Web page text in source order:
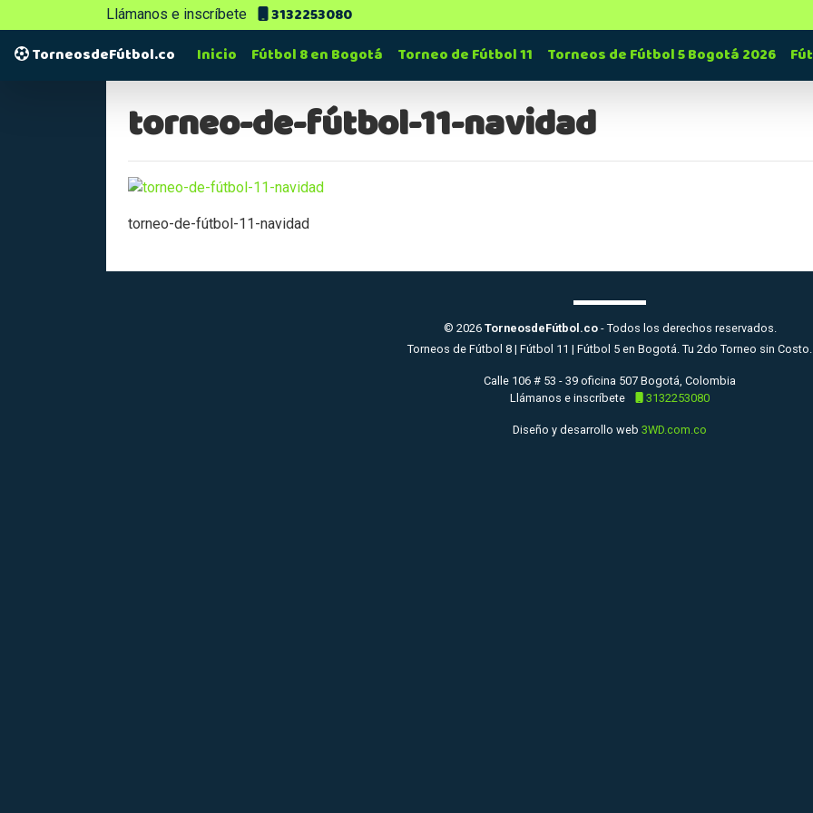
Llámanos e inscríbete
3132253080
TorneosdeFútbol.co
Inicio Fútbol 8 en Bogotá Torneo de Fútbol 11 Torneos de Fútbol 5 Bogotá 2026
torneo-de-fútbol-11-navidad
torneo-de-fútbol-11-navidad
© 2026 TorneosdeFútbol.co- Todos los derechos reservados.
Torneos de Fútbol 8 | Fútbol 11 | Fútbol 5 en Bogotá. Tu 2do Torneo sin Costo.
Calle 106 # 53 - 39 oficina 507 Bogotá, Colombia
Llámanos e inscríbete
3132253080
Diseño y desarrollo web 3WD.com.co